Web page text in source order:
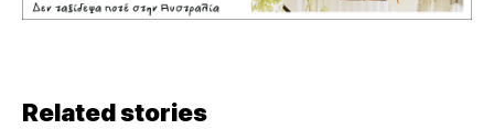
Related stories